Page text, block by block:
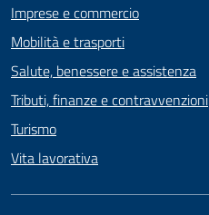
Imprese e commercio
Mobilità e trasporti
Salute, benessere e assistenza
Tributi, finanze e contravvenzioni
Turismo
Vita lavorativa